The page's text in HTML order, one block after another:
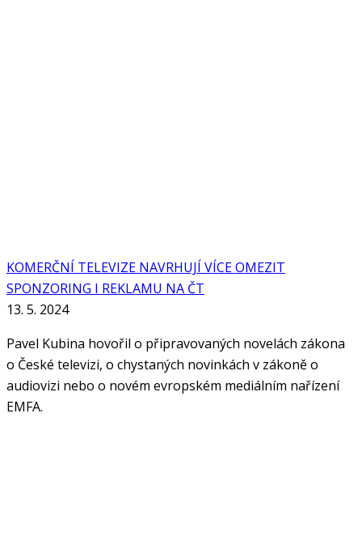
KOMERČNÍ TELEVIZE NAVRHUJÍ VÍCE OMEZIT
SPONZORING I REKLAMU NA ČT
13. 5. 2024
Pavel Kubina hovořil o připravovaných novelách zákona
o České televizi, o chystaných novinkách v zákoně o
audiovizi nebo o novém evropském mediálním nařízení
EMFA.